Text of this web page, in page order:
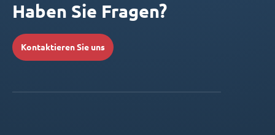
Haben Sie Fragen?
Kontaktieren Sie uns